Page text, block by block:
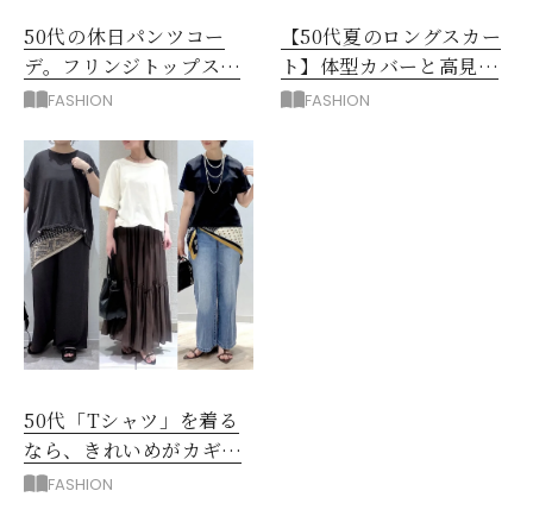
50代の休日パンツコー
デ。フリンジトップスを
主役に洗練アースカラー
FASHION
【50代夏のロングスカー
ト】体型カバーと高見え
を叶える4コーデ
FASHION
50代「Tシャツ」を着る
なら、きれいめがカギ！
部屋着に見えないコツ
FASHION